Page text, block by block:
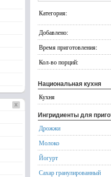
Категория:
Добавлено:
Время приготовления:
Кол-во порций:
Национальная кухня
Кухня
Ингридиенты для
Дрожжи
Молоко
Йогурт
Сахар гранулированный